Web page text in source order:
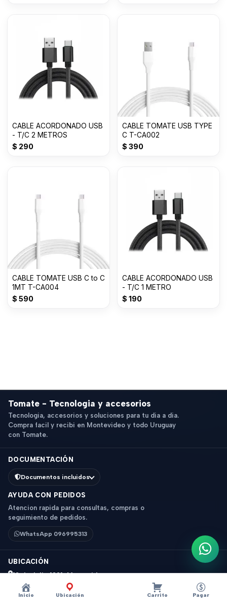
Inicio Ubicación Carrito Pagar
CABLE ACORDONADO USB
- T/C 2 METROS
$ 290
CABLE TOMATE USB TYPE
C T-CA002
$ 390
CABLE TOMATE USB C to C
1MT T-CA004
$ 590
CABLE ACORDONADO USB
- T/C 1 METRO
$ 190
Tomate - Tecnologia y accesorios
Tecnologia, accesorios y soluciones para tu dia a dia.
Compra facil y recibi en Montevideo y todo Uruguay
con Tomate.
DOCUMENTACIÓN
Documentos incluidos
AYUDA CON PEDIDOS
Atencion rapida para consultas, compras o
seguimiento de pedidos.
WhatsApp 096995313
UBICACIÓN
18 de Julio 1831, Montevideo
Horario: 9 a 18 hs